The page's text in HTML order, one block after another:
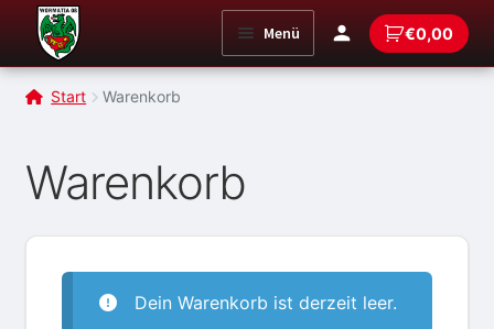
Zur
Navigation
springen
Zum
Inhalt
springen
Menü €0,00
Start Warenkorb
Warenkorb
Dein Warenkorb ist derzeit leer.